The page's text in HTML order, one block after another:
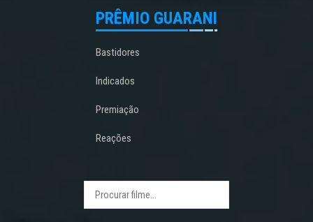
PRÊMIO GUARANI
Bastidores
Indicados
Premiação
Reações